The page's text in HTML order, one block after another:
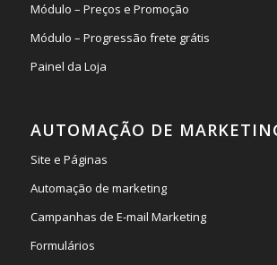
Módulo – Preços e Promoção
Módulo – Progressão frete grátis
Painel da Loja
AUTOMAÇÃO DE
Site e Páginas
Automação de marketing
Campanhas de E-mail Marketing
Formulários